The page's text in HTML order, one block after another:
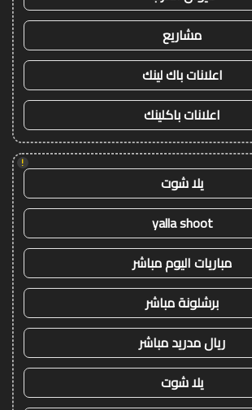
مشاريع
اعلانات باك لينك
اعلانات باكلينك
!
يلا شوت
yalla shoot
مباريات اليوم مباشر
برشلونة مباشر
ريال مدريد مباشر
يلا شوت